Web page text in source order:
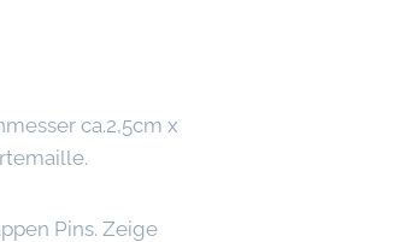
ca.2,5cm x
Pins. Zeige